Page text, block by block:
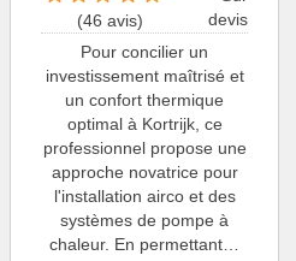
(46 avis)
devis
Pour concilier un
investissement maîtrisé et
un confort thermique
optimal à Kortrijk, ce
professionnel propose une
approche novatrice pour
l'installation airco et des
systèmes de pompe à
chaleur. En permettant…